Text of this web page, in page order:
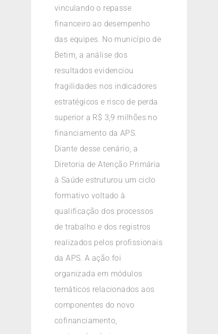
vinculando o repasse
financeiro ao desempenho
das equipes. No município de
Betim, a análise dos
resultados evidenciou
fragilidades nos indicadores
estratégicos e risco de perda
superior a R$ 3,9 milhões no
financiamento da APS.
Diante desse cenário, a
Diretoria de Atenção Primária
à Saúde estruturou um ciclo
formativo voltado à
qualificação dos processos
de trabalho e dos registros
realizados pelos profissionais
da APS. A ação foi
organizada em módulos
temáticos relacionados aos
componentes do novo
cofinanciamento,